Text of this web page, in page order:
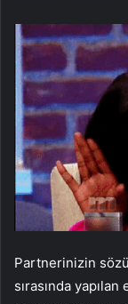
Partnerinizin
sırasında